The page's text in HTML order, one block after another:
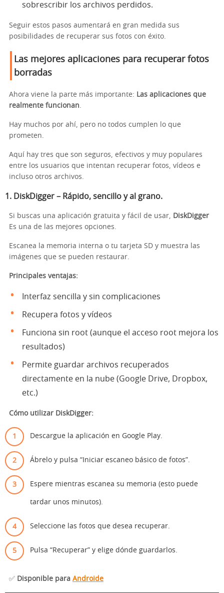
sobrescribir los archivos perdidos.
Seguir estos pasos aumentará en gran medida sus
posibilidades de recuperar sus fotos con éxito.
Las mejores aplicaciones para recuperar fotos
borradas
Ahora viene la parte más importante: Las aplicaciones que
realmente funcionan
Hay muchos por ahí, pero no todos cumplen lo que
prometen.
Aquí hay tres que son seguros, efectivos y muy populares
entre los usuarios que intentan recuperar fotos, vídeos e
incluso otros archivos.
1. DiskDigger – Rápido, sencillo y al grano.
Si buscas una aplicación gratuita y fácil de usar,
DiskDigger
Es una de las mejores opciones.
Escanea la memoria interna o tu tarjeta SD y muestra las
imágenes que se pueden restaurar.
Principales ventajas:
Interfaz sencilla y sin complicaciones
Recupera fotos y vídeos
Funciona sin root (aunque el acceso root mejora los
resultados)
Permite guardar archivos recuperados
directamente en la nube (Google Drive, Dropbox,
etc.)
Cómo utilizar DiskDigger:
Descargue la aplicación en Google Play.
Ábrelo y pulsa “Iniciar escaneo básico de fotos”.
Espere mientras escanea su memoria (esto puede
tardar unos minutos).
Seleccione las fotos que desea recuperar.
Pulsa “Recuperar” y elige dónde guardarlos.
✅ Disponible para Androide